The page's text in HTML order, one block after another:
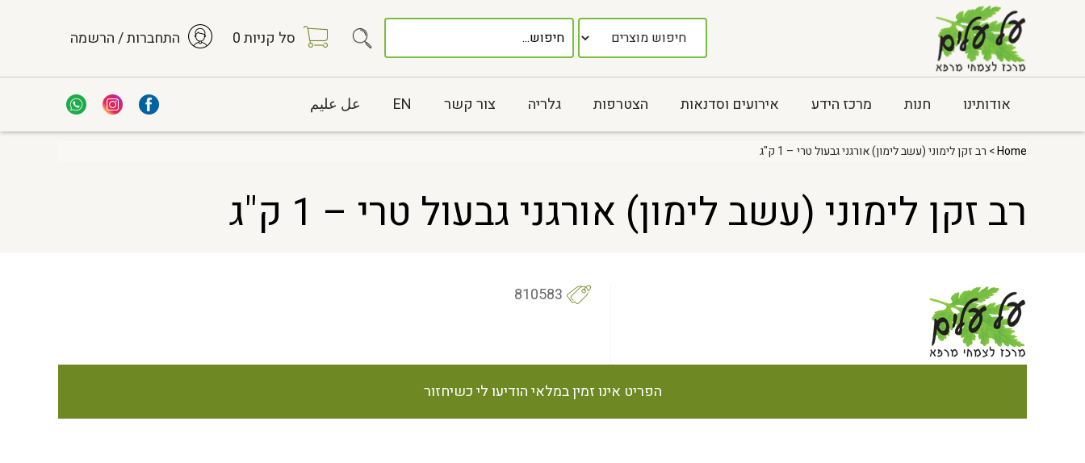
סל קניות0 התחברות / הרשמה
אודותינו חנות מרכז הידע אירועים וסדנאות הצטרפות גלריה צור קשר EN عل عليم
Home> רב זקן לימוני (עשב לימון) אורגני גבעול טרי – 1 ק"ג
רב זקן לימוני (עשב לימון) אורגני גבעול טרי – 1 ק"ג
810583
הפריט אינו זמין במלאי הודיעו לי כשיחזור